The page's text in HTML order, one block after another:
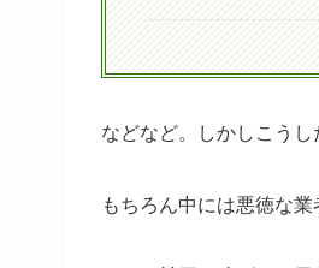
などなど。しかしこう
もちろん中には悪徳な